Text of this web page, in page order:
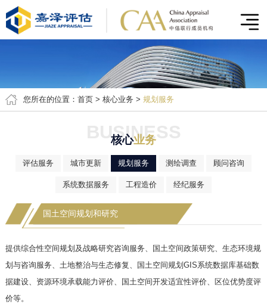
您所在的位置： 首页> 核心业务 > 规划服务
BUSINESS
核心业务
评估服务 城市更新 规划服务 测绘调查 顾问咨询
系统数据服务 工程造价 经纪服务
国土空间规划和研究
提供综合性空间规划及战略研究咨询服务、国土空间政策研究、生态环境规
划与咨询服务、土地整治与生态修复、国土空间规划GIS系统数据库基础数
据建设、资源环境承载能力评价、国土空间开发适宜性评价、区位优势度评
价等。